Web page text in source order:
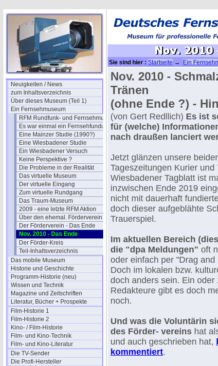
Neuigkeiten / News
zum Inhaltsverzeichnis
Über dieses Museum (Teil 1)
Ein Fernsehmuseum
RFM Rundfunk- und Fernsehmuseum
Es war einmal ein Fernsehfundus
Eine Mainzer Studie (1990?)
Eine Wiesbadener Studie
Ein Wiesbadener Versuch
Keine Perspektive ?
Die Probleme in der Realität
Das virtuelle Museum
Der virtuelle Eingang
Zum virtuelle Rundgang
Das Traum-Museum
2009 - eine letzte RFM Aktion
Über den ehemal. Förderverein
Der Förderverein - Das Ende
Nov. 2010 - Das Ende
Der Förder-Kreis
Teil-Inhaltsverzeichnis
Das mobile Museum
Historie und Geschichte
Programm-Historie (neu)
Wissen und Technik
Magazine und Zeitschriften
Literatur, Bücher + Prospekte
Film-Historie 1
Film-Historie 2
Kino- / Film-Historie
Film- und Kino-Technik
Film- und Kino-Literatur
Die TV-Sender
Die Profi-Hersteller
Sie sind hier : Startseite → Ein
Nov. 2010 -
Tränen
(ohne Ende ?) -
(von Gert Redllich) Es ist
für (welche)
nach draußen lanciert
Jetzt glänzen unsere
Tageszeitungen Kurier und
Wiesbadener Tagblatt ist
inzwischen Ende 2019
nicht mit dauerhaft
doch dieser aufgeblähte
Trauerspiel.
Im aktuellen Bereich
die "dpa Meldungen" oft
oder einfach per "Drag
Doch im lokalen bzw.
doch anders sein. Ein
Redakteure gibt es doch
noch.
Und was die Voluntärin
des Förder- vereins hat
und auch geschrieben hat,
kommentiert.